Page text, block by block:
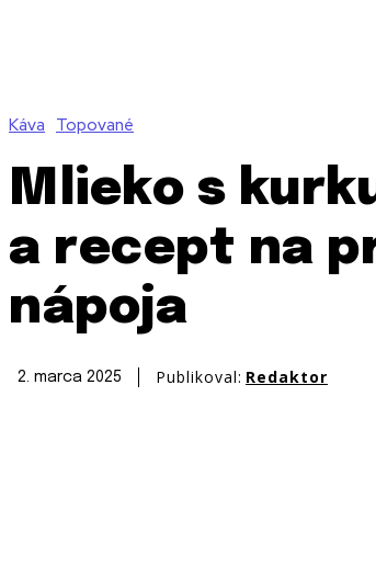
Káva Topované
Mlieko s
a recept na
nápoja
2. marca 2025 Publikoval: Redaktor